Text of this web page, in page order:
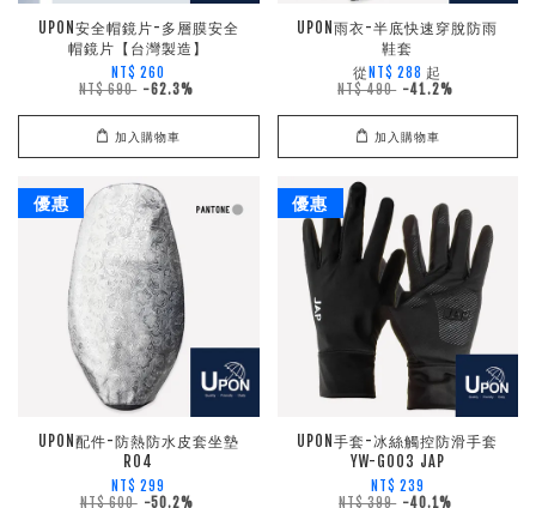
UPON安全帽鏡片-多層膜安全
帽鏡片【台灣製造】
NT$ 260
NT$ 690 -62.3%
加入購物車
UPON雨衣-半底快速穿脫防雨
鞋套
從 NT$ 288 起
NT$ 490 -41.2%
加入購物車
優惠
UPON配件-防熱防水皮套坐墊
R04
NT$ 299
NT$ 600 -50.2%
優惠
UPON手套-冰絲觸控防滑手套
YW-G003 JAP
NT$ 239
NT$ 399 -40.1%